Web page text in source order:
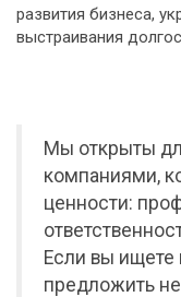
развития бизнеса,
выстраивания
Мы открыты
компаниями,
ценности:
Если вы ищете
предложить не